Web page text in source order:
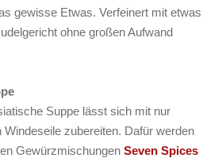
gewisse Etwas. Verfeinert mit etwas
ohne großen Aufwand
Suppe lässt sich mit nur
Windeseile zubereiten. Dafür werden
Gewürzmischungen Seven Spices